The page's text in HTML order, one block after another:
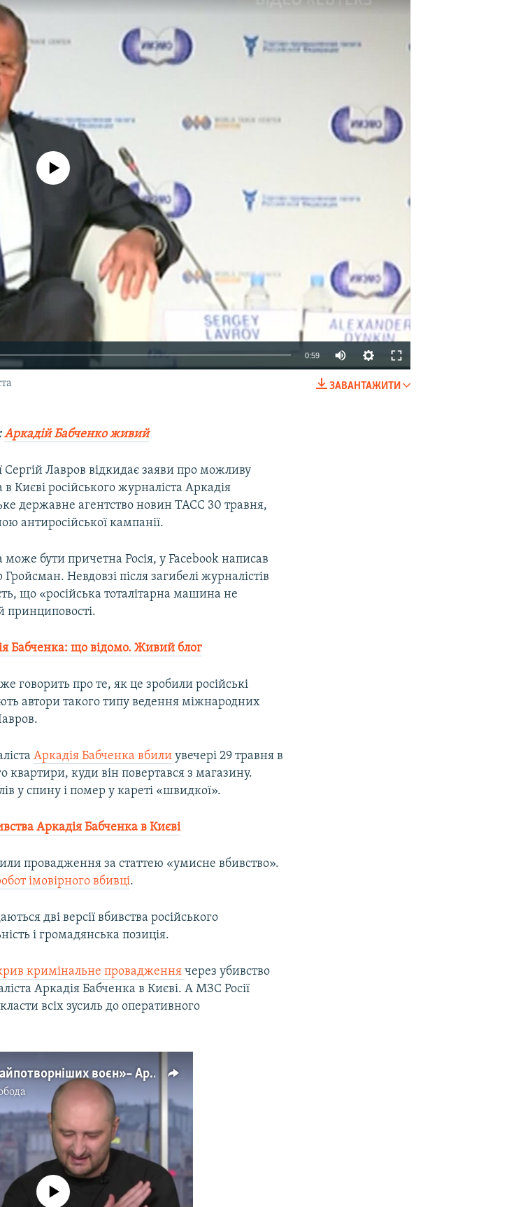
source currently available
0:59
ЗАВАНТАЖИТИ
Аркадій Бабченко живий
Сергій Лавров відкидає заяви про можливу
Києві російського журналіста Аркадія
державне агентство новин ТАСС 30 травня,
антиросійської кампанії.
бути причетна Росія, у Facebook написав
Невдовзі після загибелі журналістів
що «російська тоталітарна машина не
принциповості.
Бабченка: що відомо. Живий блог
говорить про те, як це зробили російські
автори такого типу ведення міжнародних
Аркадія Бабченка вбили увечері 29 травня в
квартири, куди він повертався з магазину.
у спину і помер у кареті «швидкої».
Аркадія Бабченка в Києві
провадження за статтею «умисне вбивство».
імовірного вбивці.
дві версії вбивства російського
і громадянська позиція.
кримінальне провадженнячерез убивство
Аркадія Бабченка в Києві. А МЗС Росії
всіх зусиль до оперативного
«Це одна із найпотворніших воєн» – Аркадій Бабченко
source currently available